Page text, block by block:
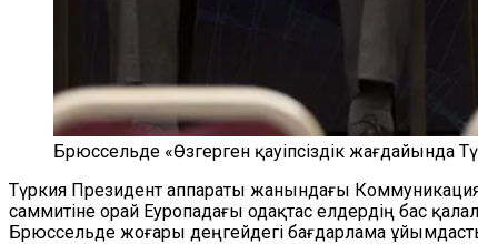
Брюссельде «Өзгерген қауіпсіздік жағдайында
Түркия Президент аппараты жанындағы
саммитіне орай Еуропадағы одақтас елдердің бас
Брюссельде жоғары деңгейдегі бағдарлама